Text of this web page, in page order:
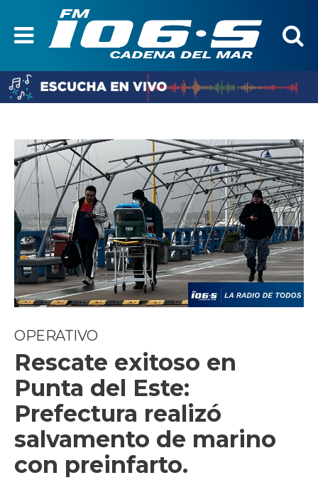
OPERATIVO
Rescate exitoso en
Punta del Este:
Prefectura realizó
salvamento de marino
con preinfarto.